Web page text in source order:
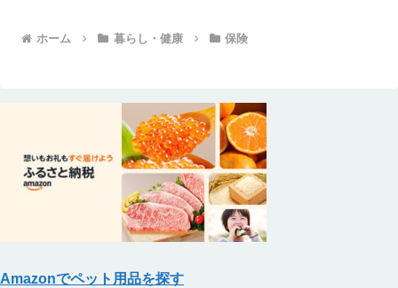
ホーム 暮らし・健康 保険
Amazonでペット用品を探す